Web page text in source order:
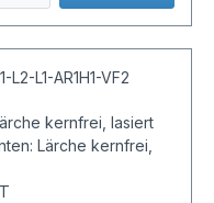
L2-L1-AR1H1-VF2
kernfrei, lasiert
Lärche kernfrei,